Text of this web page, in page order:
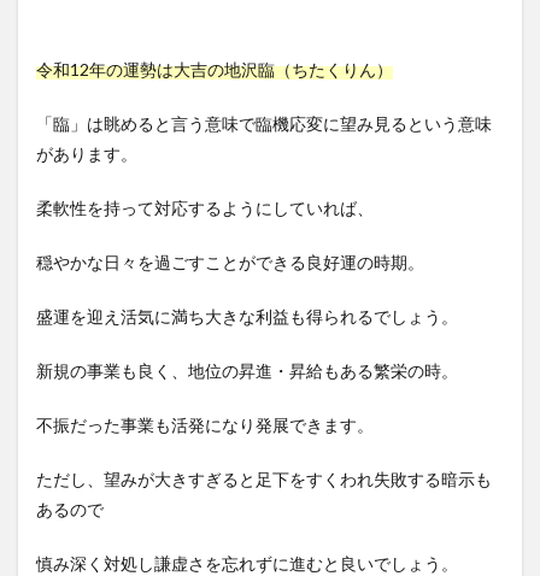
令和12年の運勢は大吉の地沢臨（ちたくりん）
「臨」は眺めると言う意味で臨機応変に望み見るという意味
があります。
柔軟性を持って対応するようにしていれば、
穏やかな日々を過ごすことができる良好運の時期。
盛運を迎え活気に満ち大きな利益も得られるでしょう。
新規の事業も良く、地位の昇進・昇給もある繁栄の時。
不振だった事業も活発になり発展できます。
ただし、望みが大きすぎると足下をすくわれ失敗する暗示も
あるので
慎み深く対処し謙虚さを忘れずに進むと良いでしょう。